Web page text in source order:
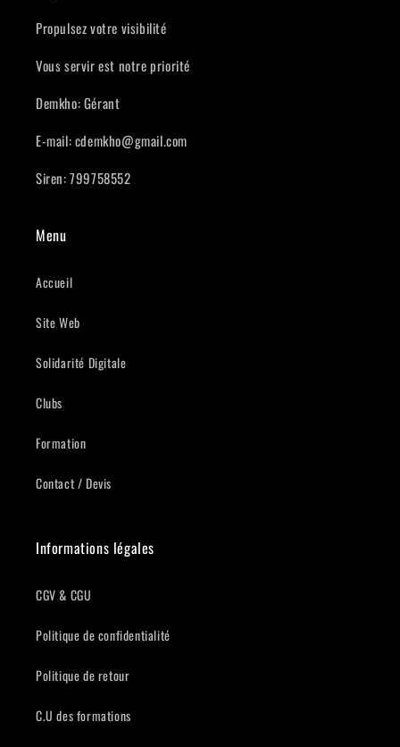
Propulsez votre visibilité
Vous servir est notre priorité
Demkho: Gérant
E-mail: cdemkho@gmail.com
Siren: 799758552
Menu
Accueil
Site Web
Solidarité Digitale
Clubs
Formation
Contact / Devis
Informations légales
CGV & CGU
Politique de confidentialité
Politique de retour
C.U des formations